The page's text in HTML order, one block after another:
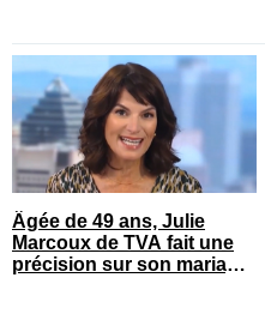
Âgée de 49 ans, Julie
Marcoux de TVA fait une
précision sur son mariage